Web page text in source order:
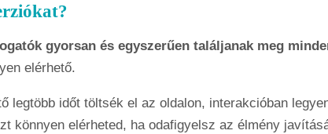
gyorsan és egyszerűen találjanak meg
elérhető.
legtöbb időt töltsék el az oldalon, interakcióban
könnyen elérheted, ha odafigyelsz az élmény